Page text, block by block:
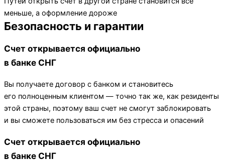
меньше, а оформление дороже
​​Безопасность и гарантии
Счет открывается официально
в банке СНГ
Вы получаете договор с банком и становитесь
его полноценным клиентом — точно так же, как резиденты
этой страны, поэтому ваш счет не смогут заблокировать
и вы сможете пользоваться им без стресса и опасений
Счет открывается официально
в банке СНГ